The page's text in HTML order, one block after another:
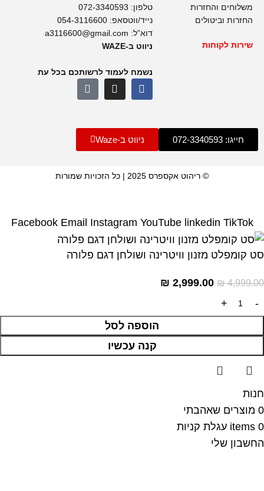
משלוחים והחזרות
החזרות וביטולים
שירות לקוחות
טלפון: 072-3340593
נייד/ווטסאפ:054-3116600
דוא”ל: a3116600@gmail.com
ניווט ב-WAZE
נשמח לעמוד לרשותכם בכל עת
חייגו: 072-3340593 ניווט ב-Waze
© ריהוט אקספרס 2025 | כל הזכויות שמורות
Facebook Email Instagram YouTube linkedin TikTok
סט קומפלט מזנון וויטרינה ושולחן דגם פלורה
4,999.00
₪
2,999.00
₪
הוספה לסל
קנה עכשיו
חנות
0 מוצרים שאהבתי
0
items עגלת קניות
החשבון שלי